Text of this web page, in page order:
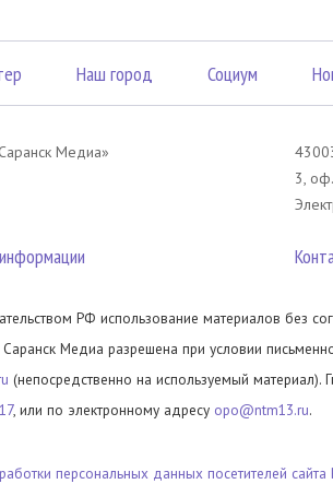
Наш город Социум
Mедиа»
3,
РФ использование материалов без
Медиа разрешена при условии
(непосредственно на используемый материал).
, или по электронному адресу opo@ntm13.ru.
персональных данных посетителей